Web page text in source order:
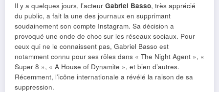
Il y a quelques jours, l’acteur Gabriel Basso, très apprécié
du public, a fait la une des journaux en supprimant
soudainement son compte Instagram. Sa décision a
provoqué une onde de choc sur les réseaux sociaux. Pour
ceux qui ne le connaissent pas, Gabriel Basso est
notamment connu pour ses rôles dans « The Night Agent », «
Super 8 », « A House of Dynamite », et bien d’autres.
Récemment, l’icône internationale a révélé la raison de sa
suppression.